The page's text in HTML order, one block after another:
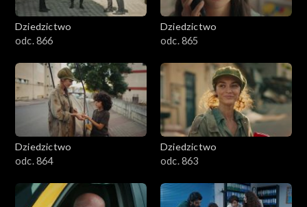
Dziedzictwo
odc. 866
Dziedzictwo
odc. 865
Dziedzictwo
odc. 864
Dziedzictwo
odc. 863